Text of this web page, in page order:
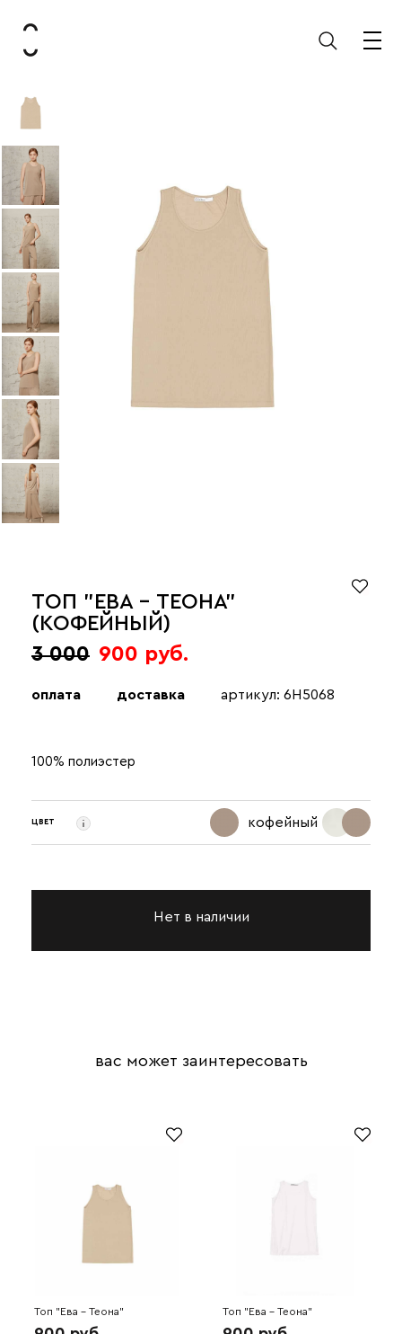
ТОП "ЕВА - ТЕОНА"
(КОФЕЙНЫЙ)
3 000 900 руб.
оплата доставка артикул: 6H5068
100% полиэстер
ЦВЕТ кофейный
Нет в наличии
вас может заинтересовать
Топ "Ева - Теона"
(кофейный) 6H5068
Топ "Ева - Теона"
(молочный) 6H5062